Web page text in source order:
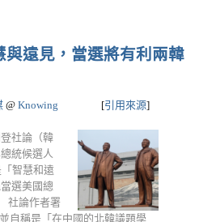
與遠見，當選將有利兩韓
@ Knowing [引用來源]
社論（韓
統候選人
智慧和遠
選美國總
社論作者署
自稱是「在中國的北韓議題學